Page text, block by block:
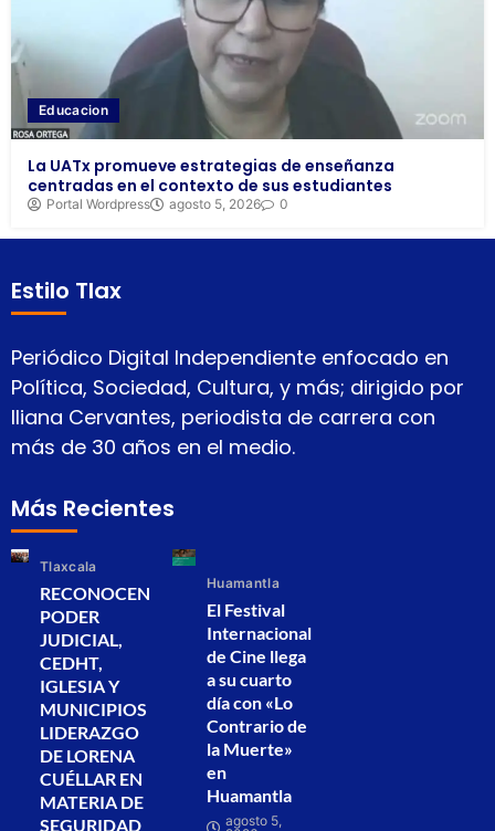
Educacion
La UATx promueve estrategias de enseñanza
centradas en el contexto de sus estudiantes
Portal Wordpress agosto 5, 2026 0
Estilo Tlax
Periódico Digital Independiente enfocado en
Política, Sociedad, Cultura, y más; dirigido por
Iliana Cervantes, periodista de carrera con
más de 30 años en el medio.
Más Recientes
Tlaxcala
RECONOCEN
PODER
JUDICIAL,
CEDHT,
IGLESIA Y
MUNICIPIOS
LIDERAZGO
DE LORENA
CUÉLLAR EN
MATERIA DE
SEGURIDAD
Huamantla
El Festival
Internacional
de Cine llega
a su cuarto
día con «Lo
Contrario de
la Muerte»
en
Huamantla
agosto 5,